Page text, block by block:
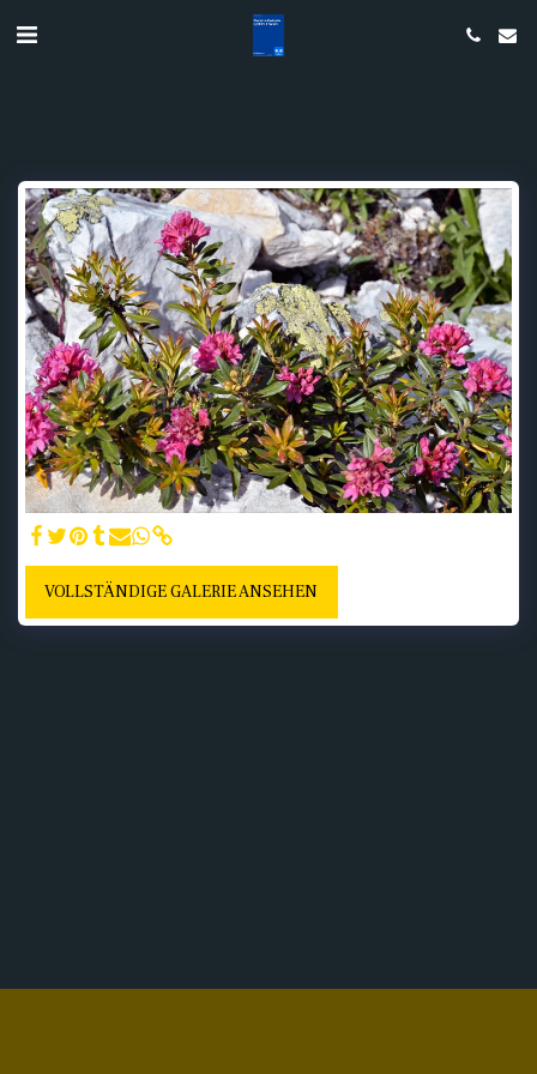
VOLLSTÄNDIGE GALERIE ANSEHEN